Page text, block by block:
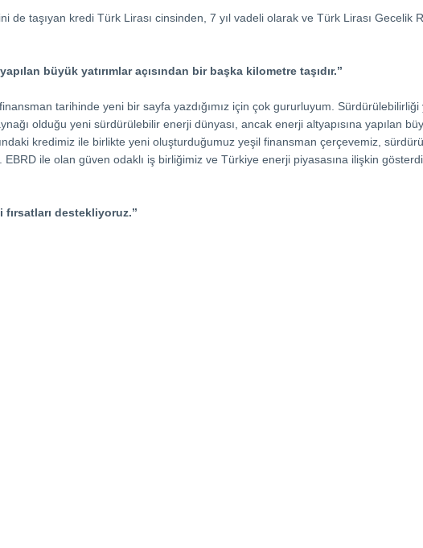
de taşıyan kredi Türk Lirası cinsinden, 7 yıl vadeli olarak ve Türk Lirası Gecelik
büyük yatırımlar açısından bir başka kilometre taşıdır.’’
tarihinde yeni bir sayfa yazdığımız için çok gururluyum. Sürdürülebilirliği
olduğu yeni sürdürülebilir enerji dünyası, ancak enerji altyapısına yapılan
kredimiz ile birlikte yeni oluşturduğumuz yeşil finansman çerçevemiz,
ile olan güven odaklı iş birliğimiz ve Türkiye enerji piyasasına ilişkin
destekliyoruz.’’